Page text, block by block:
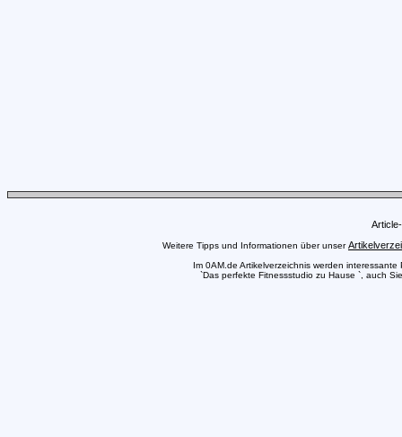
Weitere Tipps und Informationen über unser
Im 0AM.de Artikelverzeichnis werden
`Das perfekte Fitnessstudio zu Hause `, auch